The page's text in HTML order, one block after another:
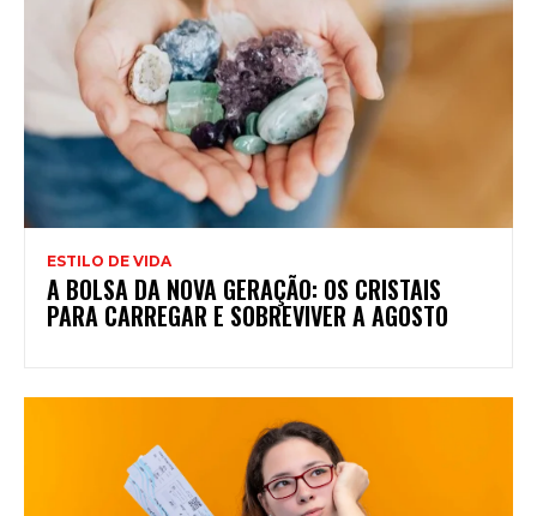
ESTILO DE VIDA
A BOLSA DA NOVA GERAÇÃO: OS CRISTAIS
PARA CARREGAR E SOBREVIVER A AGOSTO